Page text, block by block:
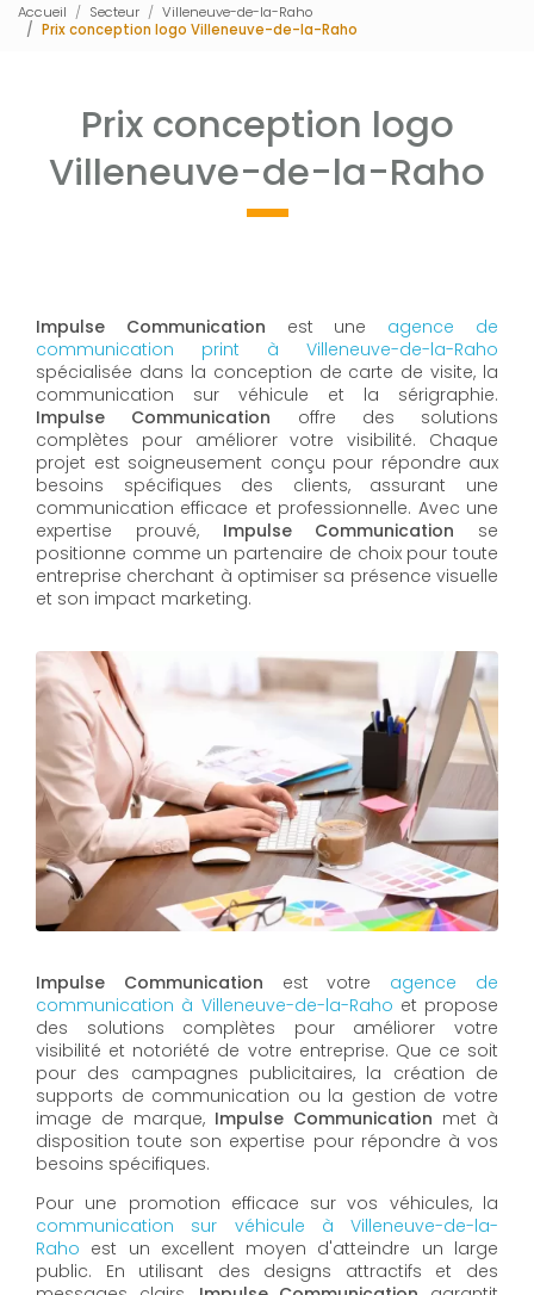
Accueil Secteur
Villeneuve-de-la-Raho
Prix conception logo Villeneuve-de-la-Raho
Prix conception logo
Villeneuve-de-la-Raho
Impulse Communication est une agence de
communication print à Villeneuve-de-la-Raho
spécialisée dans la conception de carte de visite, la
communication sur véhicule et la sérigraphie.
Impulse Communication offre des solutions
complètes pour améliorer votre visibilité. Chaque
projet est soigneusement conçu pour répondre aux
besoins spécifiques des clients, assurant une
communication efficace et professionnelle. Avec une
expertise prouvé, Impulse Communication se
positionne comme un partenaire de choix pour toute
entreprise cherchant à optimiser sa présence visuelle
et son impact marketing.
Impulse Communication est votre agence de
communication à Villeneuve-de-la-Raho et propose
des solutions complètes pour améliorer votre
visibilité et notoriété de votre entreprise. Que ce soit
pour des campagnes publicitaires, la création de
supports de communication ou la gestion de votre
image de marque, Impulse Communication met à
disposition toute son expertise pour répondre à vos
besoins spécifiques.
Pour une promotion efficace sur vos véhicules, la
communication sur véhicule à Villeneuve-de-la-
Raho est un excellent moyen d'atteindre un large
public. En utilisant des designs attractifs et des